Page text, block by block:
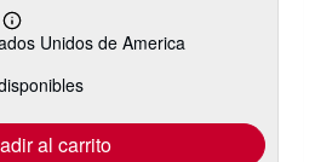
Más
información
las
tarifas
envío
Unidos de America
al carrito